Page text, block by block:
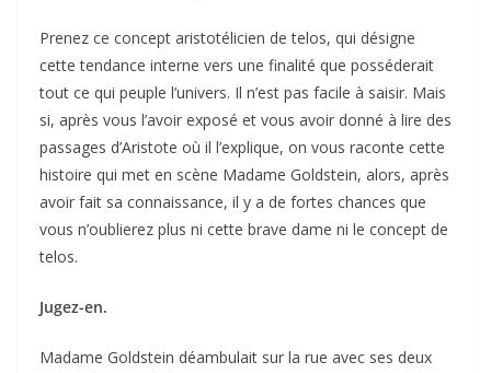
Prenez ce concept aristotélicien de telos, qui désigne
cette tendance interne vers une finalité que posséderait
tout ce qui peuple l’univers. Il n’est pas facile à saisir. Mais
si, après vous l’avoir exposé et vous avoir donné à lire des
passages d’Aristote où il l’explique, on vous raconte cette
histoire qui met en scène Madame Goldstein, alors, après
avoir fait sa connaissance, il y a de fortes chances que
vous n’oublierez plus ni cette brave dame ni le concept de
telos.
Jugez-en.
Madame Goldstein déambulait sur la rue avec ses deux